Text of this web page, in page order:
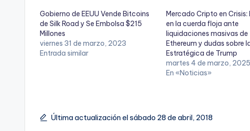
Gobierno de EEUU Vende Bitcoins
de Silk Road y Se Embolsa $215
Millones
viernes 31 de marzo, 2023
Entrada similar
Mercado Cripto en Crisis:
en la cuerda floja ante
liquidaciones masivas de
Ethereum y dudas sobre
Estratégica de Trump
martes 4 de marzo, 2025
En «Noticias»
Última actualización el sábado 28 de abril, 2018